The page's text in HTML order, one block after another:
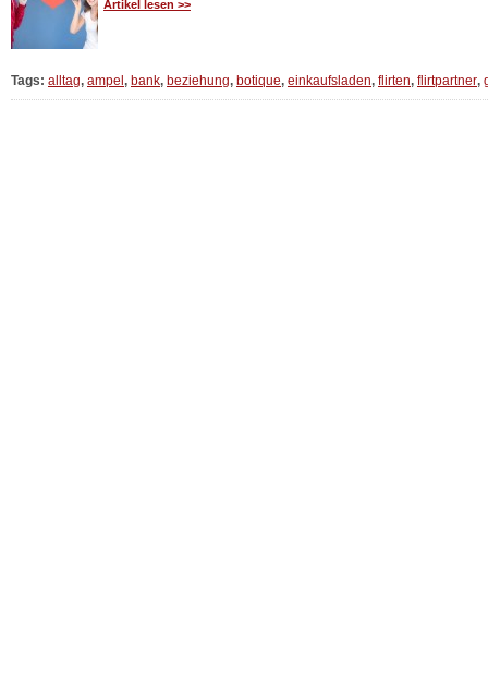
Artikel lesen >>
Tags: alltag, ampel , bank, beziehung, botique, einkaufsladen, flirten, flirtpartner,